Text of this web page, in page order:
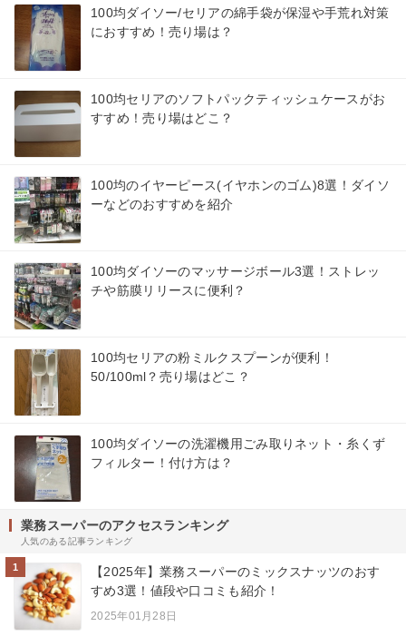
100均ダイソー/セリアの綿手袋が保湿や手荒れ対策
におすすめ！売り場は？
100均セリアのソフトパックティッシュケースがお
すすめ！売り場はどこ？
100均のイヤーピース(イヤホンのゴム)8選！ダイソ
ーなどのおすすめを紹介
100均ダイソーのマッサージボール3選！ストレッ
チや筋膜リリースに便利？
100均セリアの粉ミルクスプーンが便利！
50/100ml？売り場はどこ？
100均ダイソーの洗濯機用ごみ取りネット・糸くず
フィルター！付け方は？
業務スーパーのアクセスランキング
人気のある記事ランキング
1
【2025年】業務スーパーのミックスナッツのおす
すめ3選！値段や口コミも紹介！
2025年01月28日